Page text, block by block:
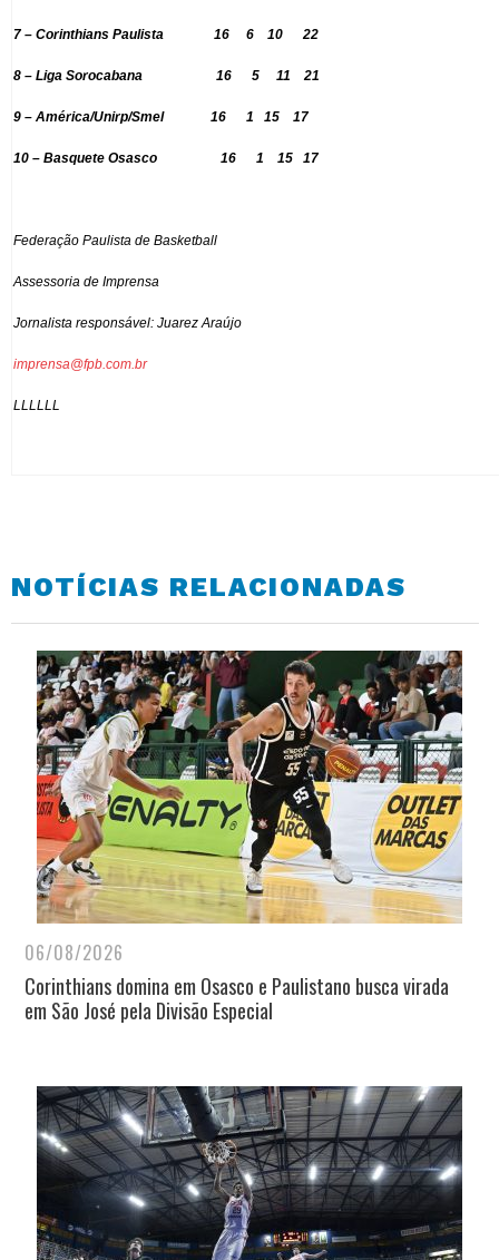
7 – Corinthians Paulista 16 6 10 22
8 – Liga Sorocabana 16 5 11 21
9 – América/Unirp/Smel 16 1 15 17
10 – Basquete Osasco 16 1 15 17
Federação Paulista de Basketball
Assessoria de Imprensa
Jornalista responsável: Juarez Araújo
imprensa@fpb.com.br
LLLLLL
NOTÍCIAS RELACIONADAS
06/08/2026
Corinthians domina em Osasco e Paulistano busca virada
em São José pela Divisão Especial